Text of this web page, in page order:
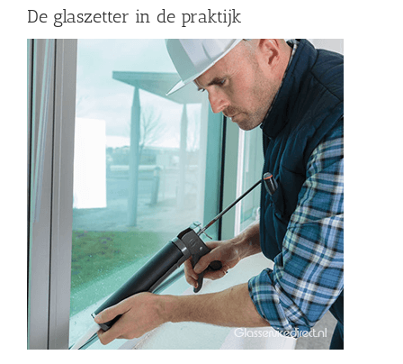
De glaszetter in de praktijk